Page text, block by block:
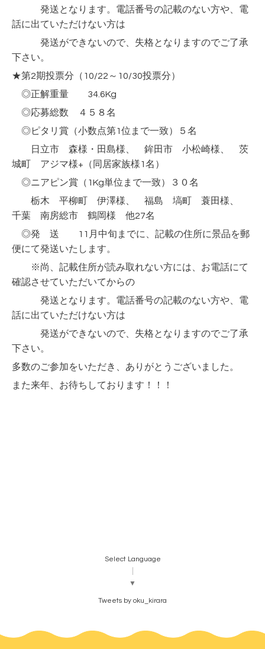
発送となります。電話番号の記載のない方や、電
話に出ていただけない方は
発送ができないので、失格となりますのでご了承
下さい。
★第2期投票分（10/22～10/30投票分）
◎正解重量 34.6Kg
◎応募総数 ４５８名
◎ピタリ賞（小数点第1位まで一致）５名
日立市 森様・田島様、 鉾田市 小松崎様、 茨
城町 アジマ様+（同居家族様1名）
◎ニアピン賞（1Kg単位まで一致）３０名
栃木 平柳町 伊澤様、 福島 塙町 蓑田様、
千葉 南房総市 鶴岡様 他27名
◎発 送 11月中旬までに、記載の住所に景品を郵
便にて発送いたします。
※尚、記載住所が読み取れない方には、お電話にて
確認させていただいてからの
発送となります。電話番号の記載のない方や、電
話に出ていただけない方は
発送ができないので、失格となりますのでご了承
下さい。
多数のご参加をいただき、ありがとうございました。
また来年、お待ちしております！！！
Select Language
▼
Tweets by oku_kirara